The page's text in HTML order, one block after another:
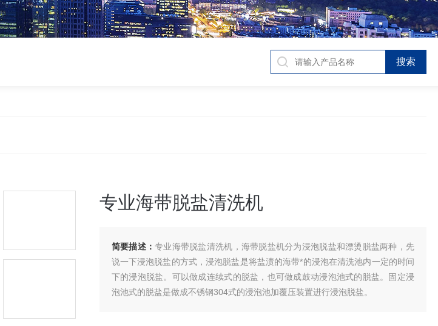
专业海带脱盐清洗机
简要描述：专业海带脱盐清洗机，海带脱盐机分为浸泡脱盐和漂烫脱盐两种，先
说一下浸泡脱盐的方式，浸泡脱盐是将盐渍的海带*的浸泡在清洗池内一定的时间
下的浸泡脱盐。可以做成连续式的脱盐，也可做成鼓动浸泡池式的脱盐。固定浸
泡池式的脱盐是做成不锈钢304式的浸泡池加覆压装置进行浸泡脱盐。